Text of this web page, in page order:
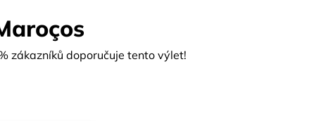
zákazníků doporučuje tento výlet!